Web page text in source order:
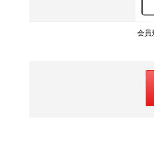
会員